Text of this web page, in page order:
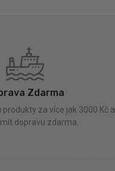
Zdarma
produkty za více jak 3000 Kč a
dopravu zdarma.